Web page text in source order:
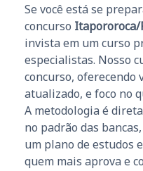
Se você está se
concurso
invista em um curso
especialistas. Nosso
concurso, oferecendo
atualizado, e foco no
A metodologia é
no padrão das
um plano de estudos
quem mais aprova e